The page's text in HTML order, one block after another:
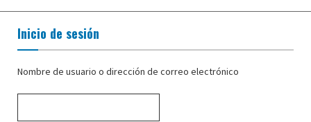
Inicio de sesión
Nombre de usuario o dirección de correo electrónico